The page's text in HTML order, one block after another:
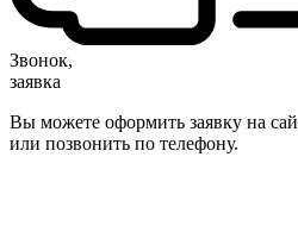
Звонок,
заявка
Вы можете оформить заявку на
или позвонить по телефону.